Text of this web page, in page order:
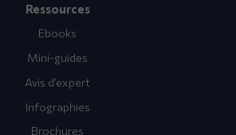
Ressources
Ebooks
Mini-guides
Avis d’expert
Infographies
Brochures